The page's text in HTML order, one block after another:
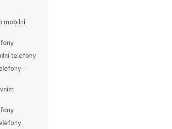
mobilní
telefony
-